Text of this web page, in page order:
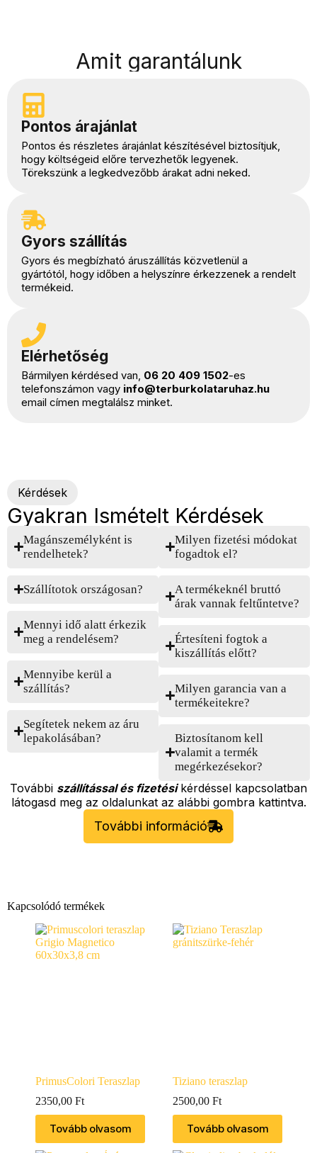
Amit garantálunk
Pontos árajánlat
Pontos és részletes árajánlat készítésével biztosítjuk,
hogy költségeid előre tervezhetők legyenek.
Törekszünk a legkedvezőbb árakat adni neked.
Gyors szállítás
Gyors és megbízható áruszállítás közvetlenül a
gyártótól, hogy időben a helyszínre érkezzenek a rendelt
termékeid.
Elérhetőség
Bármilyen kérdésed van, 06 20 409 1502-es
telefonszámon vagy info@terburkolataruhaz.hu
email címen megtalálsz minket.
Kérdések
Gyakran Ismételt Kérdések
Magánszemélyként is
rendelhetek?
Szállítotok országosan?
Mennyi idő alatt érkezik
meg a rendelésem?
Mennyibe kerül a
szállítás?
Segítetek nekem az áru
lepakolásában?
Milyen fizetési módokat
fogadtok el?
A termékeknél bruttó
árak vannak feltűntetve?
Értesíteni fogtok a
kiszállítás előtt?
Milyen garancia van a
termékeitekre?
Biztosítanom kell
valamit a termék
megérkezésekor?
További szállítással és fizetésikérdéssel kapcsolatban
látogasd meg az oldalunkat az alábbi gombra kattintva.
További információ
Kapcsolódó termékek
PrimusColori Teraszlap
2350,00 Ft
Tovább olvasom
Tiziano teraszlap
2500,00 Ft
Tovább olvasom